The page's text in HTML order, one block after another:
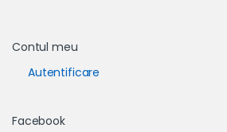
Contul meu
Autentificare
Facebook